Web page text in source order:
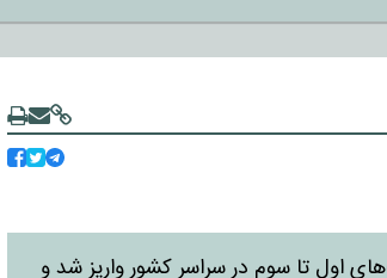
خانوارهای دهک‌های اول تا سوم در سراسر کشور واریز شد و